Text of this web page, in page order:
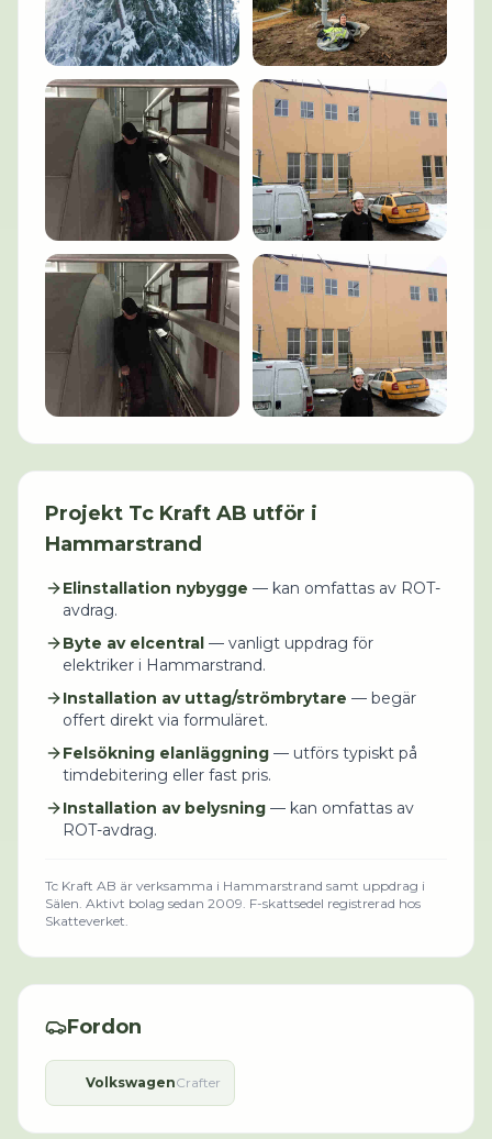
Projekt Tc Kraft AB utför i
Hammarstrand
Elinstallation nybygge — kan omfattas av ROT-
avdrag.
Byte av elcentral — vanligt uppdrag för
elektriker i Hammarstrand.
Installation av uttag/strömbrytare — begär
offert direkt via formuläret.
Felsökning elanläggning — utförs typiskt på
timdebitering eller fast pris.
Installation av belysning — kan omfattas av
ROT-avdrag.
Tc Kraft AB är verksamma i Hammarstrand samt uppdrag i
Sälen Aktivt bolag sedan 2009. F-skattsedel registrerad hos
Skatteverket.
Fordon
VolkswagenCrafter